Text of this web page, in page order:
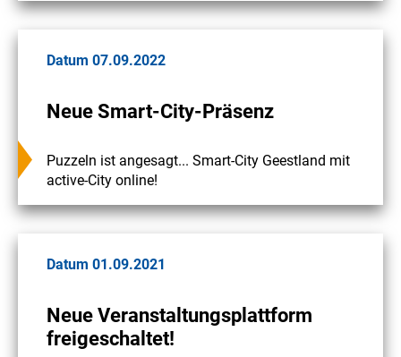
Neue Smart-City-Präsenz
Datum 07.09.2022
Puzzeln ist angesagt... Smart-City Geestland mit
active-City online!
Neue Veranstaltungsplattform
freigeschaltet!
Datum 01.09.2021